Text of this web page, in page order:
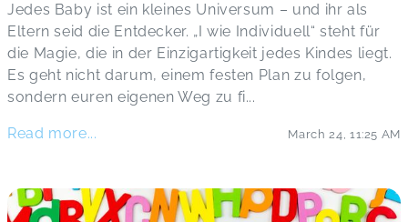
Jedes Baby ist ein kleines Universum – und ihr als
Eltern seid die Entdecker. „I wie Individuell“ steht für
die Magie, die in der Einzigartigkeit jedes Kindes liegt.
Es geht nicht darum, einem festen Plan zu folgen,
sondern euren eigenen Weg zu fi...
Read more... March 24 11:25 AM